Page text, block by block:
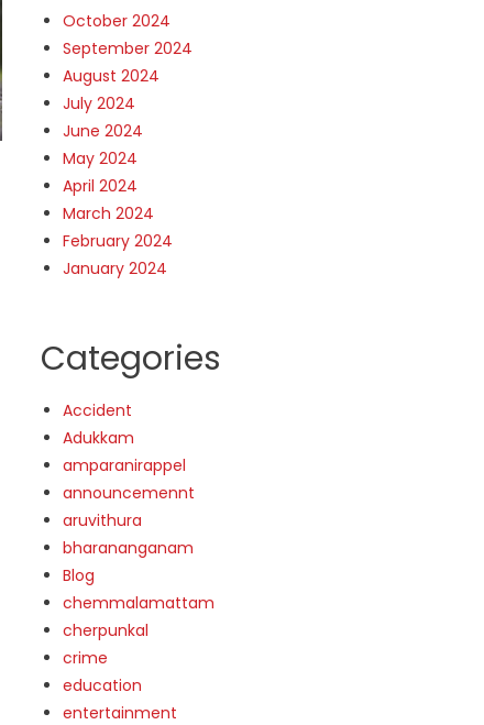
October 2024
September 2024
August 2024
July 2024
June 2024
May 2024
April 2024
March 2024
February 2024
January 2024
Categories
Accident
Adukkam
amparanirappel
announcemennt
aruvithura
bharananganam
Blog
chemmalamattam
cherpunkal
crime
education
entertainment